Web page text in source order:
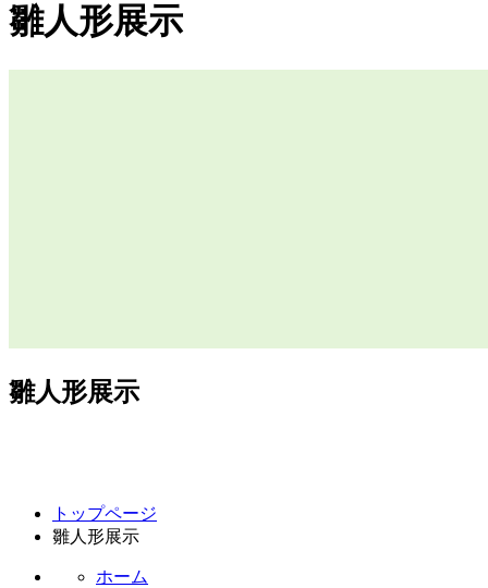
雛人形展示
雛人形展示
トップページ
雛人形展示
ホーム